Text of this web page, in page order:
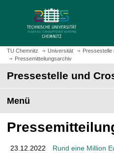
m
H
t
s
i
e
a
u
r
TU Chemnitz Universität
Pressemitteilungsarchiv
Pressestelle und
Menü
23.12.2022
Rund eine Million